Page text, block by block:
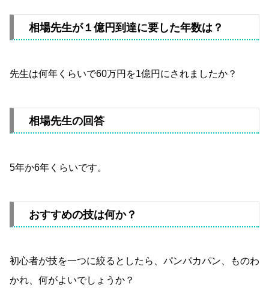
相場先生が１億円到達に要した年数は？
先生は何年くらいで60万円を1億円にされましたか？
相場先生の回答
5年か6年くらいです。
おすすめの技は何か？
初心者が技を一つに絞るとしたら、パンパカパン、ものわ
かれ、何がよいでしょうか？